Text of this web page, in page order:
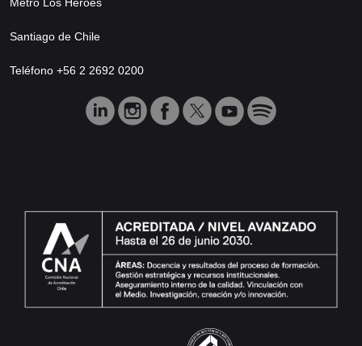
Santiago de Chile
Teléfono +56 2 2692 0200